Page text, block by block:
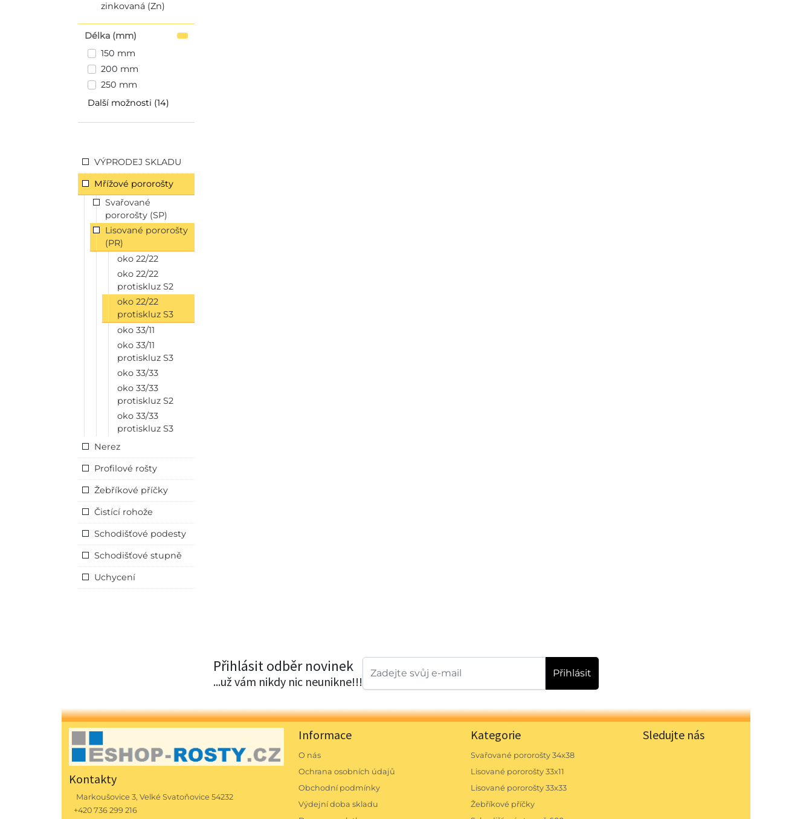
zinkovaná (Zn)
Délka (mm)
150 mm
200 mm
250 mm
Další možnosti (14)
VÝPRODEJ SKLADU
Mřížové pororošty
Svařované
pororošty (SP)
Lisované pororošty
(PR)
oko 22/22
oko 22/22
protiskluz S2
oko 22/22
protiskluz S3
oko 33/11
oko 33/11
protiskluz S3
oko 33/33
oko 33/33
protiskluz S2
oko 33/33
protiskluz S3
Nerez
Profilové rošty
Žebříkové příčky
Čistící rohože
Schodišťové podesty
Schodišťové stupně
Uchycení
Přihlásit odběr novinek
...už vám nikdy nic neunikne!!!
Přihlásit
Kontakty
Markoušovice 3, Velké Svatoňovice 54232
+420 736 299 216
Informace
O nás
Ochrana osobních údajů
Obchodní podmínky
Výdejní doba skladu
Kategorie
Svařované pororošty 34x38
Lisované pororošty 33x11
Lisované pororošty 33x33
Žebříkové příčky
Sledujte nás